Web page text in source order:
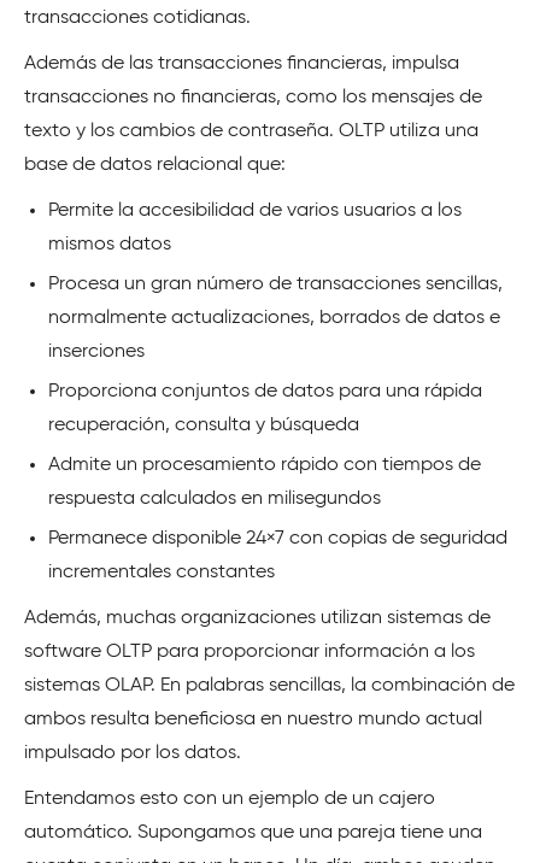
transacciones cotidianas.
Además de las transacciones financieras, impulsa
transacciones no financieras, como los mensajes de
texto y los cambios de contraseña. OLTP utiliza una
base de datos relacional que:
Permite la accesibilidad de varios usuarios a los
mismos datos
Procesa un gran número de transacciones sencillas,
normalmente actualizaciones, borrados de datos e
inserciones
Proporciona conjuntos de datos para una rápida
recuperación, consulta y búsqueda
Admite un procesamiento rápido con tiempos de
respuesta calculados en milisegundos
Permanece disponible 24×7 con copias de seguridad
incrementales constantes
Además, muchas organizaciones utilizan sistemas de
software OLTP para proporcionar información a los
sistemas OLAP. En palabras sencillas, la combinación de
ambos resulta beneficiosa en nuestro mundo actual
impulsado por los datos.
Entendamos esto con un ejemplo de un cajero
automático. Supongamos que una pareja tiene una